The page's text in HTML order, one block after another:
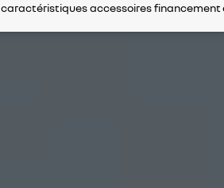
caractéristiquesaccessoiresfinancement